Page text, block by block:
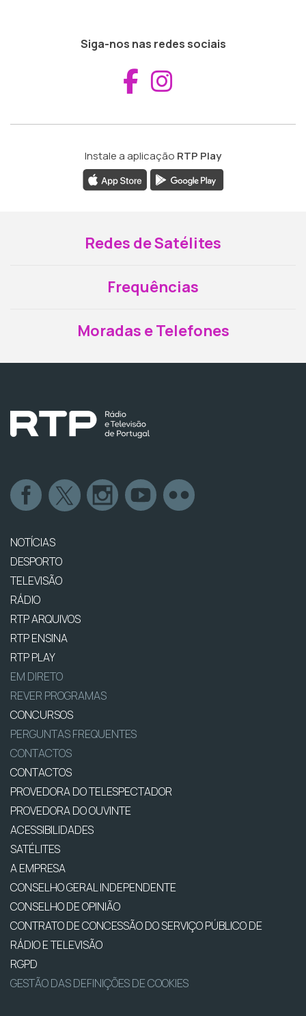
Siga-nos nas redes sociais
Aceder ao
Instale a aplicação RTP Play
Redes de Satélites
Frequências
Moradas e Telefones
NOTÍCIAS
DESPORTO
TELEVISÃO
RÁDIO
RTP ARQUIVOS
RTP ENSINA
RTP PLAY
EM DIRETO
REVER PROGRAMAS
CONCURSOS
PERGUNTAS FREQUENTES
CONTACTOS
CONTACTOS
PROVEDORA DO TELESPECTADOR
PROVEDORA DO OUVINTE
ACESSIBILIDADES
SATÉLITES
A EMPRESA
CONSELHO GERAL INDEPENDENTE
CONSELHO DE OPINIÃO
CONTRATO DE CONCESSÃO DO SERVIÇO PÚBLICO DE
RÁDIO E TELEVISÃO
RGPD
GESTÃO DAS DEFINIÇÕES DE COOKIES